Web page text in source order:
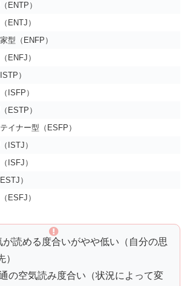
ENTP）
ENTJ）
型（ENFP）
ENFJ）
）
ISFP）
ESTP）
イナー型（ESFP）
ISTJ）
ISFJ）
）
ESFJ）
が読める度合いがやや低い（自分の思
の空気読み度合い（状況によって変